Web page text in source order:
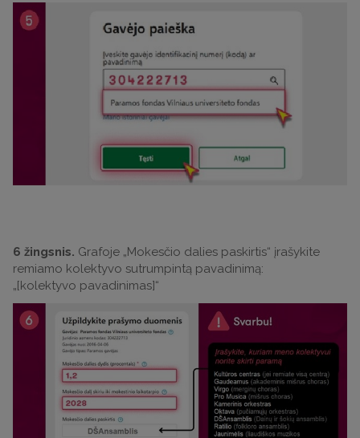
6 žingsnis. Grafoje „Mokesčio dalies paskirtis“ įrašykite
remiamo kolektyvo sutrumpintą pavadinimą:
„[kolektyvo pavadinimas]“